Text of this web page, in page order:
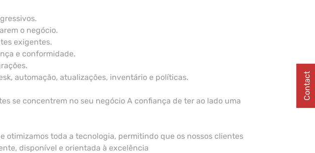
o negócio.
exigentes.
e conformidade.
automação, atualizações, inventário e políticas.
se concentrem no seu negócio A confiança de ter ao lado uma
otimizamos toda a tecnologia, permitindo que os nossos clientes
disponível e orientada à excelência
Contact